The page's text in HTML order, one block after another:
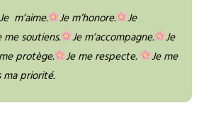
Je m’aime. Je m’honore.
Je
me soutiens. Je m’accompagne.
Je
protège. Je me respecte. Jeme
ma priorité.